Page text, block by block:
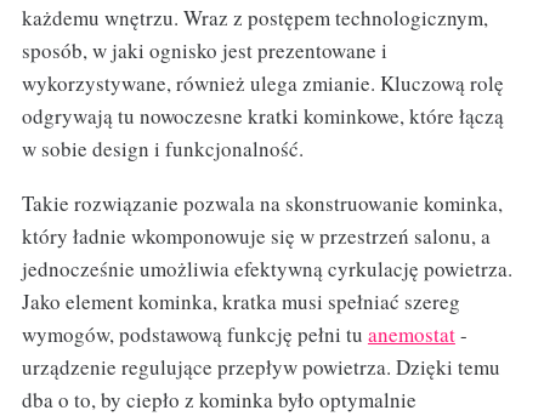
każdemu wnętrzu. Wraz z postępem technologicznym,
sposób, w jaki ognisko jest prezentowane i
wykorzystywane, również ulega zmianie. Kluczową rolę
odgrywają tu nowoczesne kratki kominkowe, które łączą
w sobie design i funkcjonalność.
Takie rozwiązanie pozwala na skonstruowanie kominka,
który ładnie wkomponowuje się w przestrzeń salonu, a
jednocześnie umożliwia efektywną cyrkulację powietrza.
Jako element kominka, kratka musi spełniać szereg
wymogów, podstawową funkcję pełni tu anemostat-
urządzenie regulujące przepływ powietrza. Dzięki temu
dba o to, by ciepło z kominka było optymalnie